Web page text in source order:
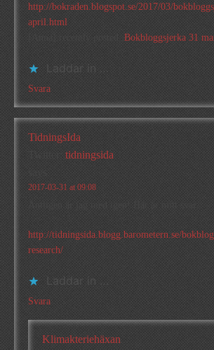
http://bokraden.blogspot.se/2017/03/
april.html
[Anna] recently posted.. Bokbloggsjerka 31
Laddar in …
Svara
TidningsIda
tidningsida
2017-03-31 at 09:08
Äntligen är jag med igen! Här är mitt svar:
http://tidningsida.blogg.barometern.se/
research/
Laddar in …
Svara
Klimakteriehäxan